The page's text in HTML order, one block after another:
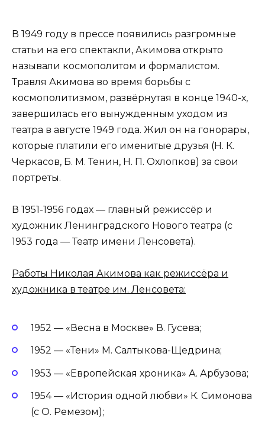
В 1949 году в прессе появились разгромные
статьи на его спектакли, Акимова открыто
называли космополитом и формалистом.
Травля Акимова во время борьбы с
космополитизмом, развёрнутая в конце 1940-х,
завершилась его вынужденным уходом из
театра в августе 1949 года. Жил он на гонорары,
которые платили его именитые друзья (Н. К.
Черкасов, Б. М. Тенин, Н. П. Охлопков) за свои
портреты.
В 1951-1956 годах — главный режиссёр и
художник Ленинградского Нового театра (с
1953 года — Театр имени Ленсовета).
Работы Николая Акимова как режиссёра и
художника в театре им. Ленсовета:
1952 — «Весна в Москве» В. Гусева;
1952 — «Тени» М. Салтыкова-Щедрина;
1953 — «Европейская хроника» А. Арбузова;
1954 — «История одной любви» К. Симонова
(с О. Ремезом);